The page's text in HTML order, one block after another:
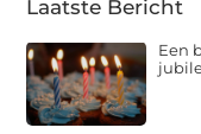
Laatste Bericht
Een